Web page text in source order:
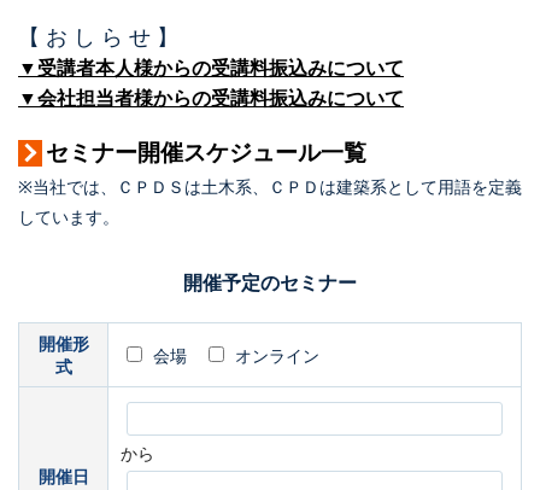
【 お し ら せ 】
▼受講者本人様からの受講料振込みについて
▼会社担当者様からの受講料振込みについて
セミナー開催スケジュール一覧
※当社では、ＣＰＤＳは土木系、ＣＰＤは建築系として用語を定義
しています。
開催予定のセミナー
開催形
式
会場 オンライン
開催日
から